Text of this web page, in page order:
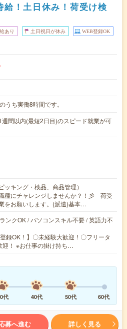
！土日休み！荷受け検
あり 土日祝日が休み WEB登録OK
うち実働8時間です。
間以内(最短2日目)のスピード就業が可
ッキング・検品、商品管理）
種にチャレンジしませんか？！彡 荷受
をお願いします。(派遣)基本…
ンクOK / パソコンスキル不要 / 英語力不
録OK！】〇未経験大歓迎！〇フリータ
！ ※お仕事の掛け持ち…
代 40代 50代 60代
募へ進む 詳しく見る